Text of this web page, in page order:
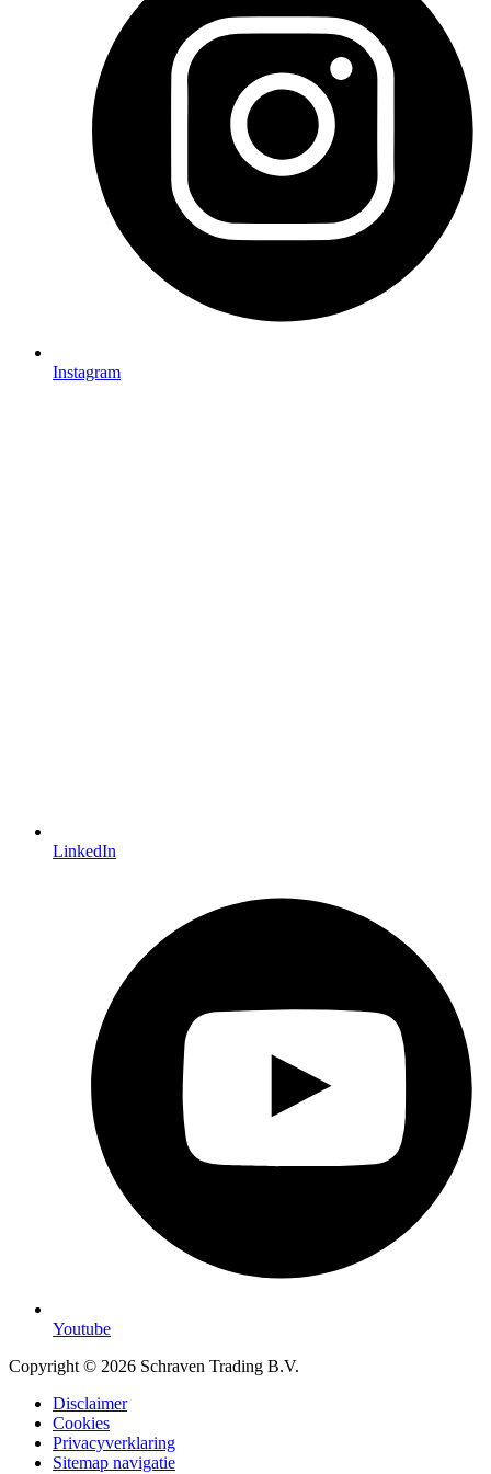
Instagram
LinkedIn
Youtube
Copyright © 2026 Schraven Trading B.V.
Disclaimer
Cookies
Privacyverklaring
Sitemap navigatie